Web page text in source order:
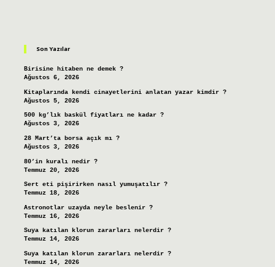
Son Yazılar
Birisine hitaben ne demek ?
Ağustos 6, 2026
Kitaplarında kendi cinayetlerini anlatan yazar kimdir ?
Ağustos 5, 2026
500 kg’lık baskül fiyatları ne kadar ?
Ağustos 3, 2026
28 Mart’ta borsa açık mı ?
Ağustos 3, 2026
80’in kuralı nedir ?
Temmuz 20, 2026
Sert eti pişirirken nasıl yumuşatılır ?
Temmuz 18, 2026
Astronotlar uzayda neyle beslenir ?
Temmuz 16, 2026
Suya katılan klorun zararları nelerdir ?
Temmuz 14, 2026
Suya katılan klorun zararları nelerdir ?
Temmuz 14, 2026